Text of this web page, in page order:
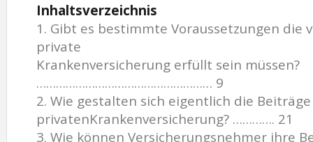
Inhaltsverzeichnis
1. Gibt es bestimmte Voraussetzungen die
private
Krankenversicherung erfüllt sein müssen?
……………………………………………… 9
2. Wie gestalten sich eigentlich die
privatenKrankenversicherung? …………. 21
3. Wie können Versicherungsnehmer ihre